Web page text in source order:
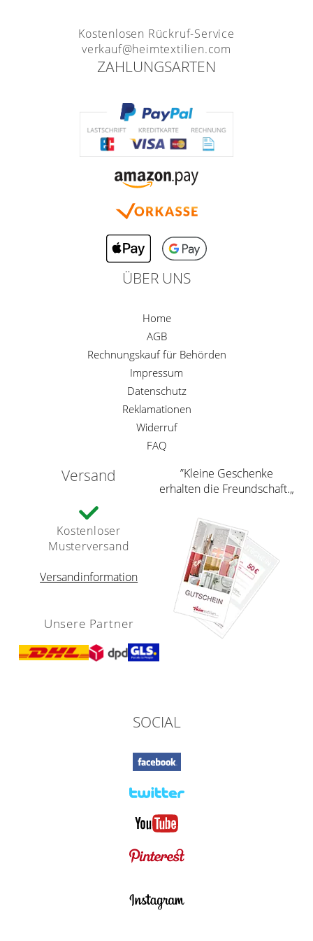
Kostenlosen Rückruf-Service
verkauf@heimtextilien.com
ZAHLUNGSARTEN
ÜBER UNS
Home
AGB
Rechnungskauf für Behörden
Impressum
Datenschutz
Reklamationen
Widerruf
FAQ
Versand
Kostenloser
Musterversand
Versandinformation
Unsere Partner
”Kleine Geschenke
erhalten die Freundschaft.„
SOCIAL